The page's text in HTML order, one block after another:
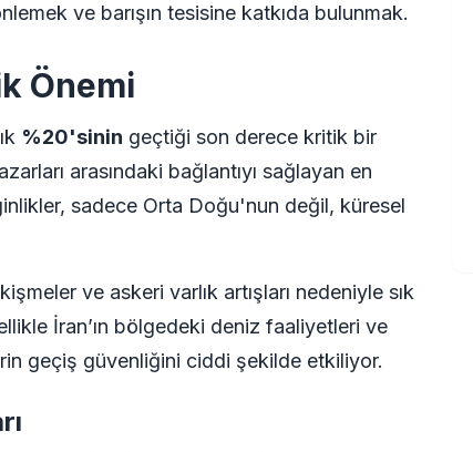
ve barışın tesisine katkıda bulunmak.
Önemi
%20'sinin geçtiği son derece kritik bir
arasındaki bağlantıyı sağlayan en
sadece Orta Doğu'nun değil, küresel
ve askeri varlık artışları nedeniyle sık
İran’ın bölgedeki deniz faaliyetleri ve
geçiş güvenliğini ciddi şekilde etkiliyor.